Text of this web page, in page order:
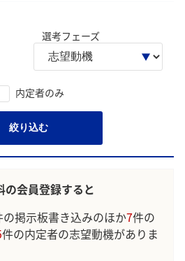
選考フェーズ
内定者のみ
絞り込む
の会員登録すると
の掲示板書き込みのほか7件の
件の内定者の志望動機がありま